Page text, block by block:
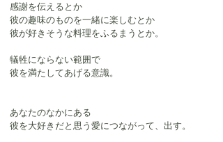
感謝を伝えるとか
彼の趣味のものを一緒に楽しむとか
彼が好きそうな料理をふるまうとか。
犠牲にならない範囲で
彼を満たしてあげる意識。
あなたのなかにある
彼を大好きだと思う愛につながって、出す。